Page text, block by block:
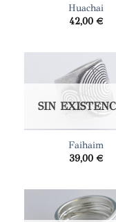
Huachai
42,00 €
SIN
Faihaim
39,00 €